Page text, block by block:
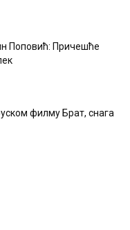
Поповић: Причешће
филму Брат, снага